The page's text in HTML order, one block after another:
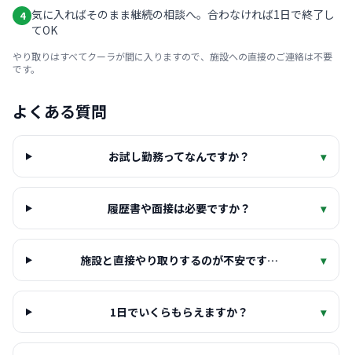
4 気に入ればそのまま継続の相談へ。合わなければ1日で終了し
てOK
やり取りはすべてクーラが間に入りますので、施設への直接のご連絡は不要
です。
よくある質問
お試し勤務ってなんですか？ ▾
履歴書や面接は必要ですか？ ▾
施設と直接やり取りするのが不安です… ▾
1日でいくらもらえますか？ ▾